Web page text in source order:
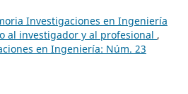
Investigaciones en Ingeniería
al investigador y al profesional ,
en Ingeniería: Núm. 23